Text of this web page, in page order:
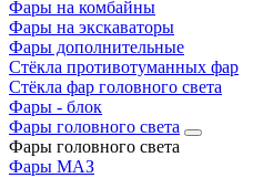
Фары на комбайны
Фары на экскаваторы
Фары дополнительные
Стёкла противотуманных фар
Стёкла фар головного света
Фары - блок
Фары головного света
Фары головного света
Фары МАЗ